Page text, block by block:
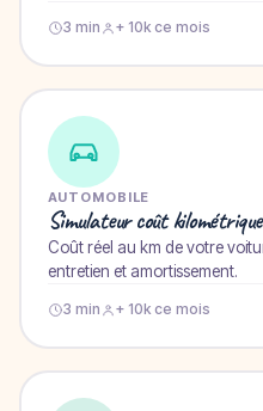
3 min + 10k ce mois
AUTOMOBILE
Simulateur coût
Coût réel au km de votre
entretien et amortissement.
3 min + 10k ce mois